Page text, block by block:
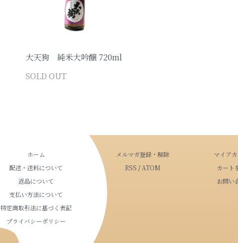
大天狗 純米大吟醸 720ml
SOLD OUT
ホーム
配送・送料について
返品について
支払い方法について
特定商取引法に基づく表記
プライバシーポリシー
メルマガ登録・解除
RSS / ATOM
マイア
カート
お問い